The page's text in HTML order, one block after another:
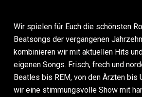
Wir spielen für Euch die schönsten
Beatsongs der vergangenen
kombinieren wir mit aktuellen Hits
eigenen Songs. Frisch, frech und
Beatles bis REM, von den Ärzten bis
wir eine stimmungsvolle Show mit